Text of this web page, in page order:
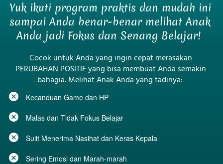
Yuk ikuti program praktis dan mudah ini
sampai Anda benar-benar melihat Anak
Anda jadi Fokus dan Senang Belajar!
Cocok untuk Anda yang ingin cepat merasakan
PERUBAHAN POSITIF yang bisa membuat Anda semakin
bahagia. Melihat Anak Anda yang tadinya:
Kecanduan Game dan HP
Malas dan Tidak Fokus Belajar
Sulit Menerima Nasihat dan Keras Kepala
Sering Emosi dan Marah-marah